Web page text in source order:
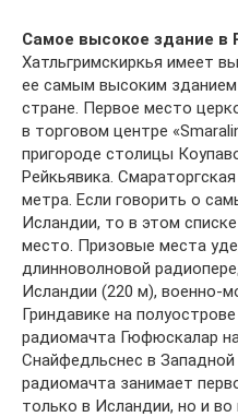
Самое высокое здание в
Хатльгримскиркья имеет
ее самым высоким
стране. Первое место
в торговом центре
пригороде столицы
Рейкьявика.
метра. Если говорить о
Исландии, то в этом
место. Призовые места
длинноволновой
Исландии (220 м), военно-
Гриндавике на
радиомачта Гюфюскалар
Снайфедльснес в
радиомачта занимает
только в Исландии, но и